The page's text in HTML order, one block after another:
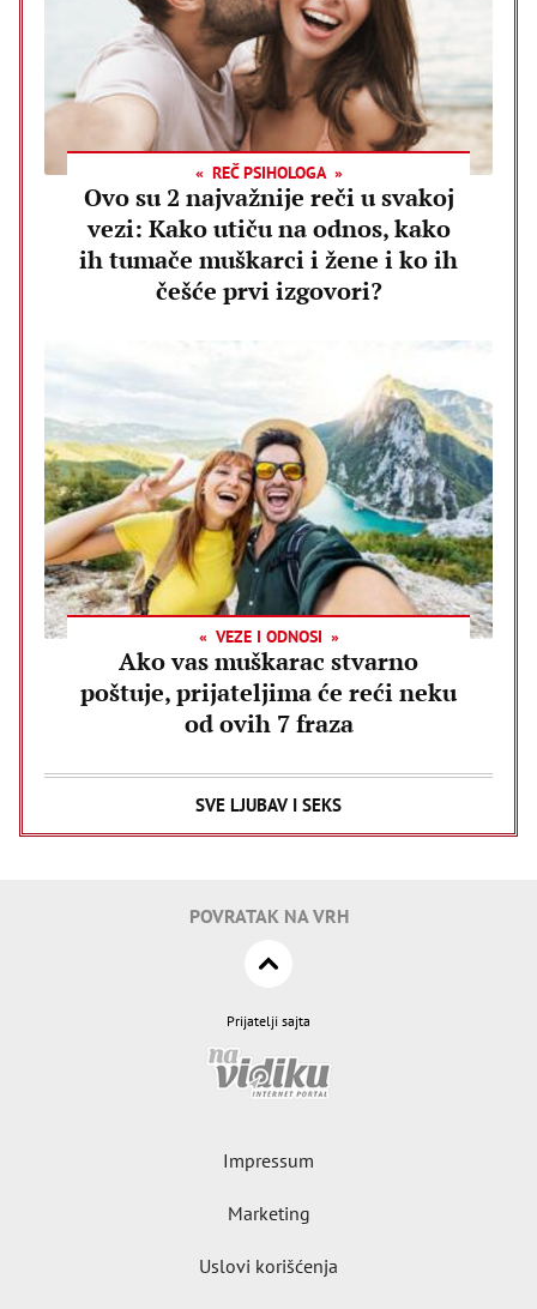
REČ PSIHOLOGA
Ovo su 2 najvažnije reči u svakoj
vezi: Kako utiču na odnos, kako
ih tumače muškarci i žene i ko ih
češće prvi izgovori?
VEZE I ODNOSI
Ako vas muškarac stvarno
poštuje, prijateljima će reći neku
od ovih 7 fraza
SVE LJUBAV I SEKS
POVRATAK NA VRH
Prijatelji sajta
Impressum
Marketing
Uslovi korišćenja